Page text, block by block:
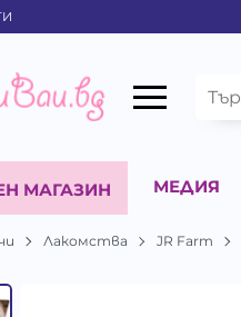
МАГАЗИН МЕДИЯ
Лакомства JR Farm